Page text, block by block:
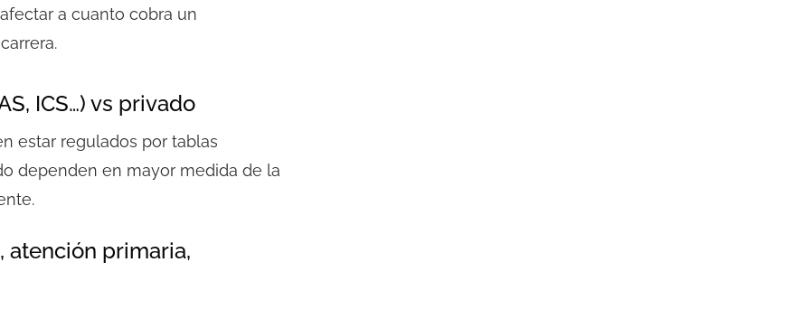
a cuanto cobra un
ICS…) vs privado
estar regulados por tablas
dependen en mayor medida de la
atención primaria,